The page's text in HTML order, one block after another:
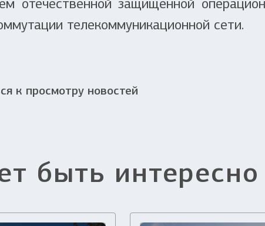
телекоммуникационной сети.
к просмотру новостей
быть интересно